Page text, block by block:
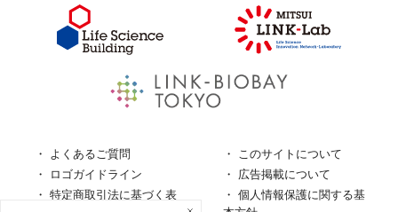
よくあるご質問
このサイトについて
ロゴガイドライン
広告掲載について
特定商取引法に基づく表
個人情報保護に関する基